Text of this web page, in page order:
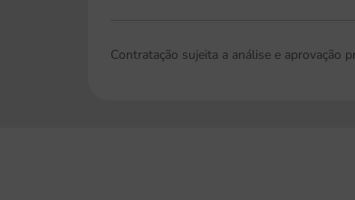
Contratação sujeita a análise e aprovação